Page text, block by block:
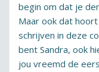
begin om dat je
Maar ook dat
schrijven in deze
bent Sandra, ook
jou vreemd de